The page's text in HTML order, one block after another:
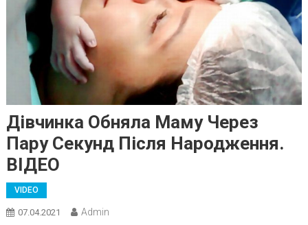
Дівчинка Обняла Маму Через
Пару Секунд Після Народження.
ВIДЕО
VIDEO
07.04.2021 Admin